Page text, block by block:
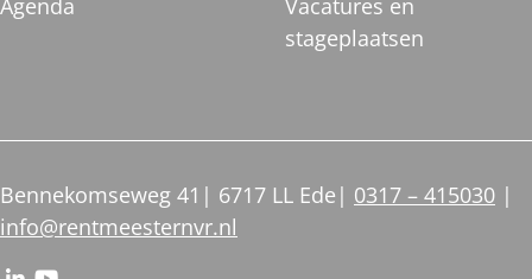
Agenda
Vacatures en
stageplaatsen
Bennekomseweg 41 6717 LL Ede
0317 – 415030
info@rentmeesternvr.nl